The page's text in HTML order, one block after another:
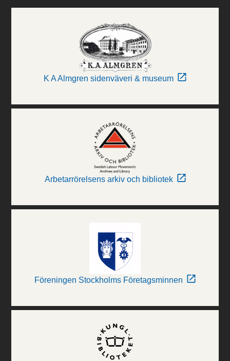
K A Almgren sidenväveri & museum
Arbetarrörelsens arkiv och bibliotek
Föreningen Stockholms Företagsminnen